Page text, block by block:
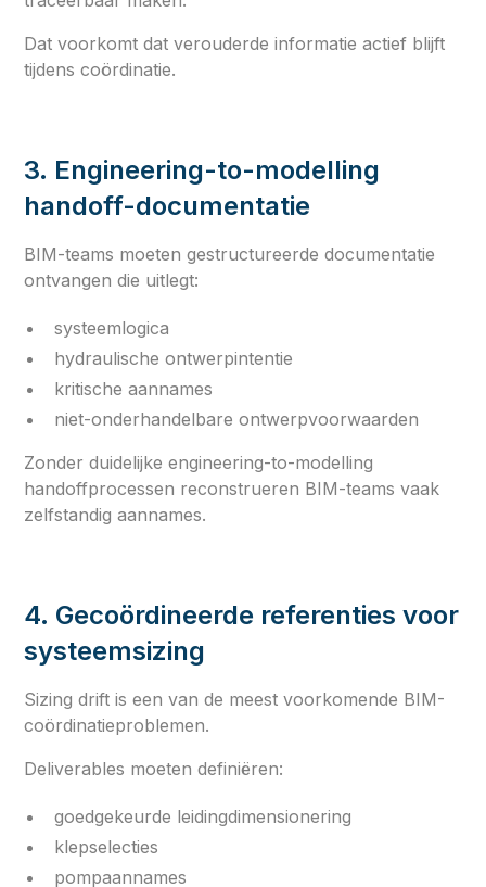
Dat voorkomt dat verouderde informatie actief blijft
tijdens coördinatie.
3. Engineering-to-modelling
handoff-documentatie
BIM-teams moeten gestructureerde documentatie
ontvangen die uitlegt:
systeemlogica
hydraulische ontwerpintentie
kritische aannames
niet-onderhandelbare ontwerpvoorwaarden
Zonder duidelijke engineering-to-modelling
handoffprocessen reconstrueren BIM-teams vaak
zelfstandig aannames.
4. Gecoördineerde referenties voor
systeemsizing
Sizing drift is een van de meest voorkomende BIM-
coördinatieproblemen.
Deliverables moeten definiëren:
goedgekeurde leidingdimensionering
klepselecties
pompaannames